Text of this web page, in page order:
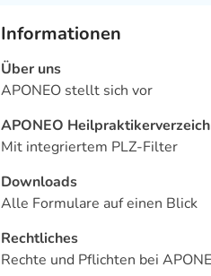
Informationen
Über uns
APONEO stellt sich vor
APONEO
Mit integriertem PLZ-Filter
Downloads
Alle Formulare auf einen Blick
Rechtliches
Rechte und Pflichten bei